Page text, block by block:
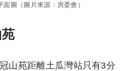
面圖（圖片來源：房委會）
山苑距離土瓜灣站只有3分